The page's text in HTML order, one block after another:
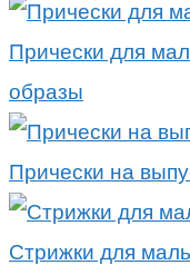
Прически для
образы
Прически на
Стрижки для